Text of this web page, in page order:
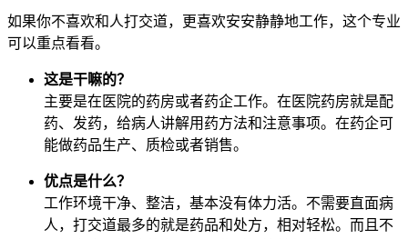
如果你不喜欢和人打交道，更喜欢安安静静地工作，这个专业
可以重点看看。
这是干嘛的？
主要是在医院的药房或者药企工作。在医院药房就是配
药、发药，给病人讲解用药方法和注意事项。在药企可
能做药品生产、质检或者销售。
优点是什么？
工作环境干净、整洁，基本没有体力活。不需要直面病
人，打交道最多的就是药品和处方，相对轻松。而且不